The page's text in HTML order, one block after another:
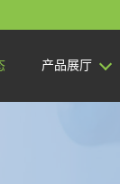
产品展厅